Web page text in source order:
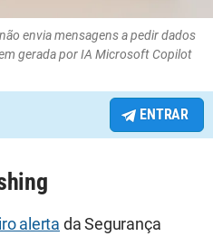
envia mensagens a pedir dados
gerada por IA Microsoft Copilot
ENTRAR
alerta da Segurança